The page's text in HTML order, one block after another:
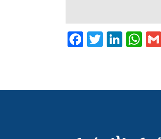
F
e
T
er
Li
e
W
s
p